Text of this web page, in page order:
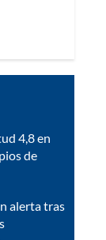
4,8 en
de
alerta tras